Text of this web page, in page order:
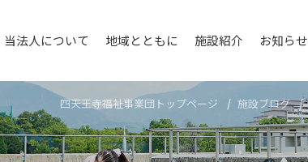
当法人について 地域とともに 施設紹介 お知らせ
四天王寺福祉事業団トップページ 施設ブログ